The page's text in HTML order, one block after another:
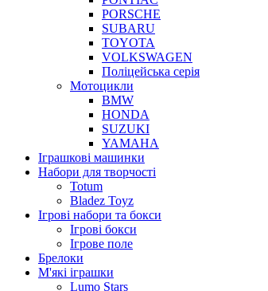
PORSCHE
SUBARU
TOYOTA
VOLKSWAGEN
Поліцейська серія
Мотоцикли
BMW
HONDA
SUZUKI
YAMAHA
Іграшкові машинки
Набори для творчості
Totum
Bladez Toyz
Ігрові набори та бокси
Ігрові бокси
Ігрове поле
Брелоки
М'які іграшки
Lumo Stars